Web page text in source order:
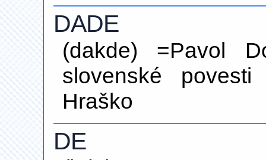
DADE
(dakde) =Pavol
slovenské
Hraško
DE